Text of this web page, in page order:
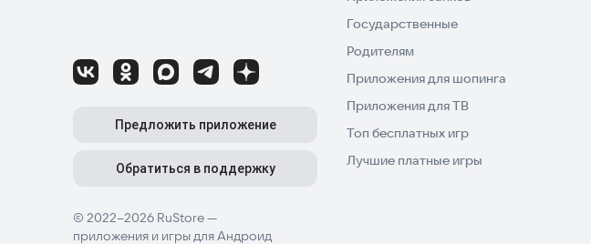
© 2022–2026 RuStore —
приложения и игры для Андроид
Предложить приложение
Обратиться в поддержку
Государственные
Родителям
Приложения для шопинга
Приложения для ТВ
Топ бесплатных игр
Лучшие платные игры